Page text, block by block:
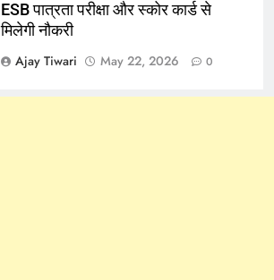
ESB पात्रता परीक्षा और स्कोर कार्ड से
मिलेगी नौकरी
Ajay Tiwari
May 22, 2026 0